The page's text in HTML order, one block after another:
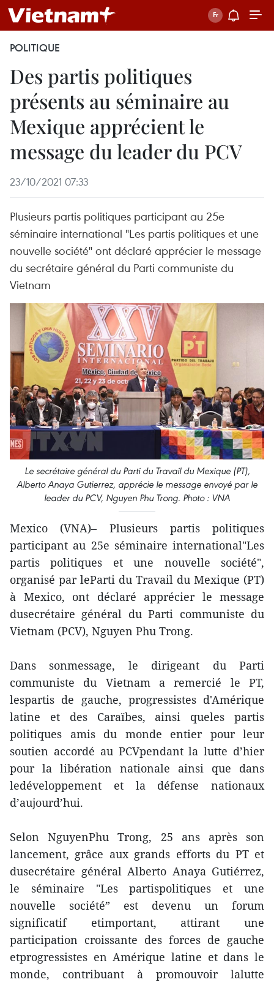
POLITIQUE
Des partis politiques
présents au séminaire au
Mexique apprécient le
message du leader du PCV
23/10/2021 07:33
Plusieurs partis politiques participant au 25e
séminaire international "Les partis politiques et une
nouvelle société" ont déclaré apprécier le message
du secrétaire général du Parti communiste du
Vietnam
Le secrétaire général du Parti du Travail du Mexique (PT),
Alberto Anaya Gutierrez, apprécie le message envoyé par le
leader du PCV, Nguyen Phu Trong. Photo : VNA
Mexico (VNA)– Plusieurs partis politiques
participant au 25e séminaire international"Les
partis politiques et une nouvelle société",
organisé par leParti du Travail du Mexique (PT)
à Mexico, ont déclaré apprécier le message
dusecrétaire général du Parti communiste du
Vietnam (PCV), Nguyen Phu Trong.
Dans sonmessage, le dirigeant du Parti
communiste du Vietnam a remercié le PT,
lespartis de gauche, progressistes d'Amérique
latine et des Caraïbes, ainsi queles partis
politiques amis du monde entier pour leur
soutien accordé au PCVpendant la lutte d’hier
pour la libération nationale ainsi que dans
ledéveloppement et la défense nationaux
d’aujourd’hui.
Selon NguyenPhu Trong, 25 ans après son
lancement, grâce aux grands efforts du PT et
dusecrétaire général Alberto Anaya Gutiérrez,
le séminaire "Les partispolitiques et une
nouvelle société” est devenu un forum
significatif etimportant, attirant une
participation croissante des forces de gauche
etprogressistes en Amérique latine et dans le
monde, contribuant à promouvoir lalutte